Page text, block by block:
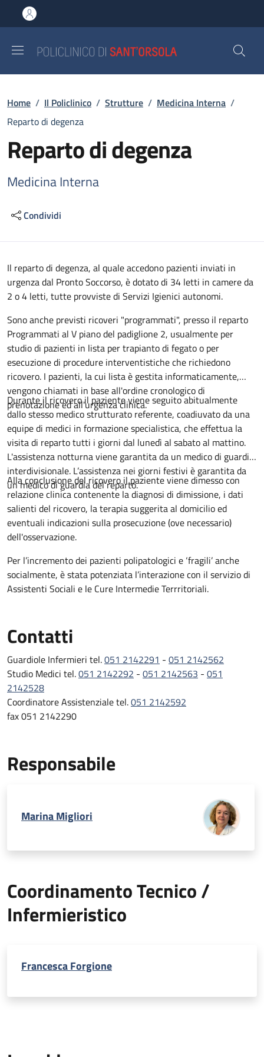
al contenuto principale
to footer content
Briciole di pane
Home / Il Policlinico / Strutture / Medicina Interna /
Reparto di degenza
Reparto di degenza
Medicina Interna
Condividi
Descrizione
Il reparto di degenza, al quale accedono pazienti inviati in
urgenza dal Pronto Soccorso, è dotato di 34 letti in camere da
2 o 4 letti, tutte provviste di Servizi Igienici autonomi.
Sono anche previsti ricoveri "programmati", presso il reparto
Programmati al V piano del padiglione 2, usualmente per
studio di pazienti in lista per trapianto di fegato o per
esecuzione di procedure interventistiche che richiedono
ricovero. I pazienti, la cui lista è gestita informaticamente,
vengono chiamati in base all'ordine cronologico di
prenotazione ed all'urgenza clinica.
Durante il ricovero il paziente viene seguito abitualmente
dallo stesso medico strutturato referente, coadiuvato da una
equipe di medici in formazione specialistica, che effettua la
visita di reparto tutti i giorni dal lunedì al sabato al mattino.
L'assistenza notturna viene garantita da un medico di guardia
interdivisionale. L’assistenza nei giorni festivi è garantita da
un medico di guardia del reparto.
Alla conclusione del ricovero il paziente viene dimesso con
relazione clinica contenente la diagnosi di dimissione, i dati
salienti del ricovero, la terapia suggerita al domicilio ed
eventuali indicazioni sulla prosecuzione (ove necessario)
dell'osservazione.
Per l’incremento dei pazienti polipatologici e ‘fragili’ anche
socialmente, è stata potenziata l’interazione con il servizio di
Assistenti Sociali e le Cure Intermedie Terrritoriali.
Contatti
Guardiole Infermieri tel.051 2142291 - 051 2142562
Studio Medici tel.051 2142292 - 051 2142563 - 051
2142528
Coordinatore Assistenziale tel.051 2142592
fax 051 2142290
Responsabile
Marina Migliori
Coordinamento Tecnico /
Infermieristico
Francesca Forgione